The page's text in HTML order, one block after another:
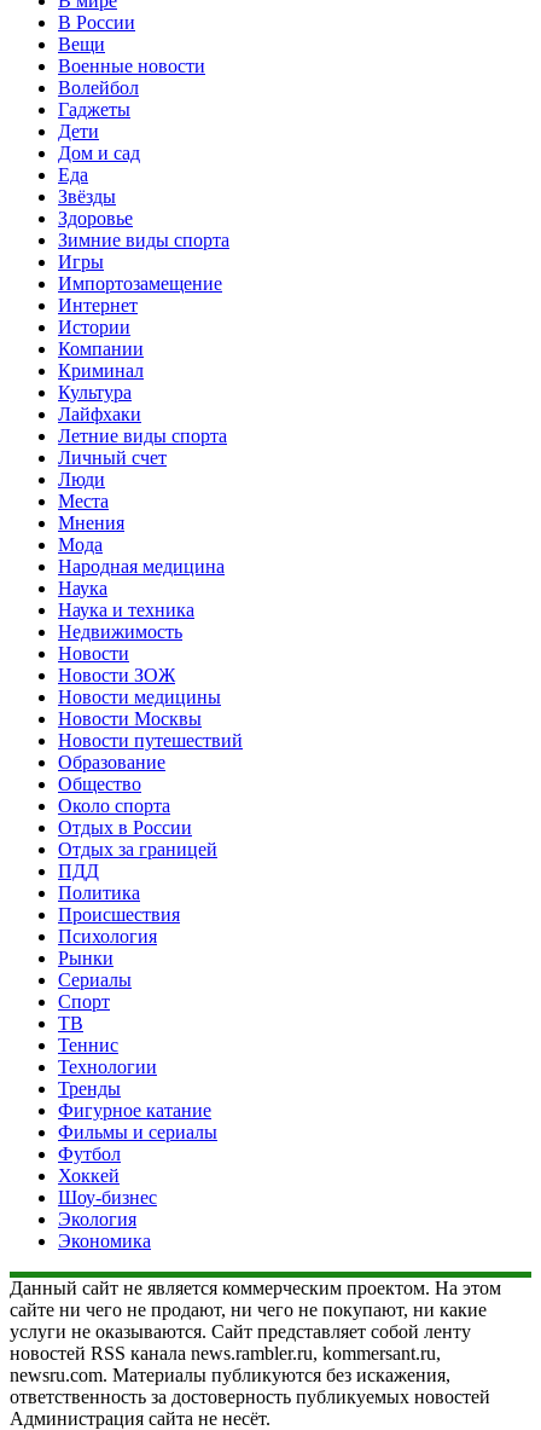
В России
Вещи
Военные новости
Волейбол
Гаджеты
Дети
Дом и сад
Еда
Звёзды
Здоровье
Зимние виды спорта
Игры
Импортозамещение
Интернет
Истории
Компании
Криминал
Культура
Лайфхаки
Летние виды спорта
Личный счет
Люди
Места
Мнения
Мода
Народная медицина
Наука
Наука и техника
Недвижимость
Новости
Новости ЗОЖ
Новости медицины
Новости Москвы
Новости путешествий
Образование
Общество
Около спорта
Отдых в России
Отдых за границей
ПДД
Политика
Происшествия
Психология
Рынки
Сериалы
Спорт
ТВ
Теннис
Технологии
Тренды
Фигурное катание
Фильмы и сериалы
Футбол
Хоккей
Шоу-бизнес
Экология
Экономика
Данный сайт не является коммерческим проектом. На этом
сайте ни чего не продают, ни чего не покупают, ни какие
услуги не оказываются. Сайт представляет собой ленту
новостей RSS канала news.rambler.ru, kommersant.ru,
newsru.com. Материалы публикуются без искажения,
ответственность за достоверность публикуемых новостей
Администрация сайта не несёт.